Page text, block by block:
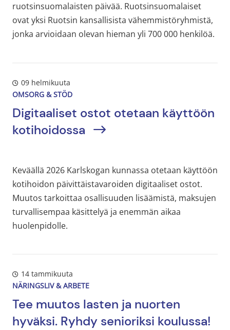
ruotsinsuomalaisten päivää. Ruotsinsuomalaiset
ovat yksi Ruotsin kansallisista vähemmistöryhmistä,
jonka arvioidaan olevan hieman yli 700 000 henkilöä.
09 helmikuuta
OMSORG & STÖD
Digitaaliset ostot otetaan käyttöön
kotihoidossa
Keväällä 2026 Karlskogan kunnassa otetaan käyttöön
kotihoidon päivittäistavaroiden digitaaliset ostot.
Muutos tarkoittaa osallisuuden lisäämistä, maksujen
turvallisempaa käsittelyä ja enemmän aikaa
huolenpidolle.
14 tammikuuta
NÄRINGSLIV & ARBETE
Tee muutos lasten ja nuorten
hyväksi. Ryhdy senioriksi koulussa!